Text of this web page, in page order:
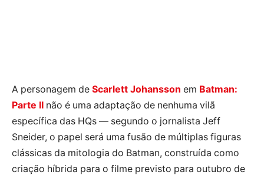
A personagem de Scarlett Johansson em Batman:
Parte II não é uma adaptação de nenhuma vilã
específica das HQs — segundo o jornalista Jeff
Sneider, o papel será uma fusão de múltiplas figuras
clássicas da mitologia do Batman, construída como
criação híbrida para o filme previsto para outubro de